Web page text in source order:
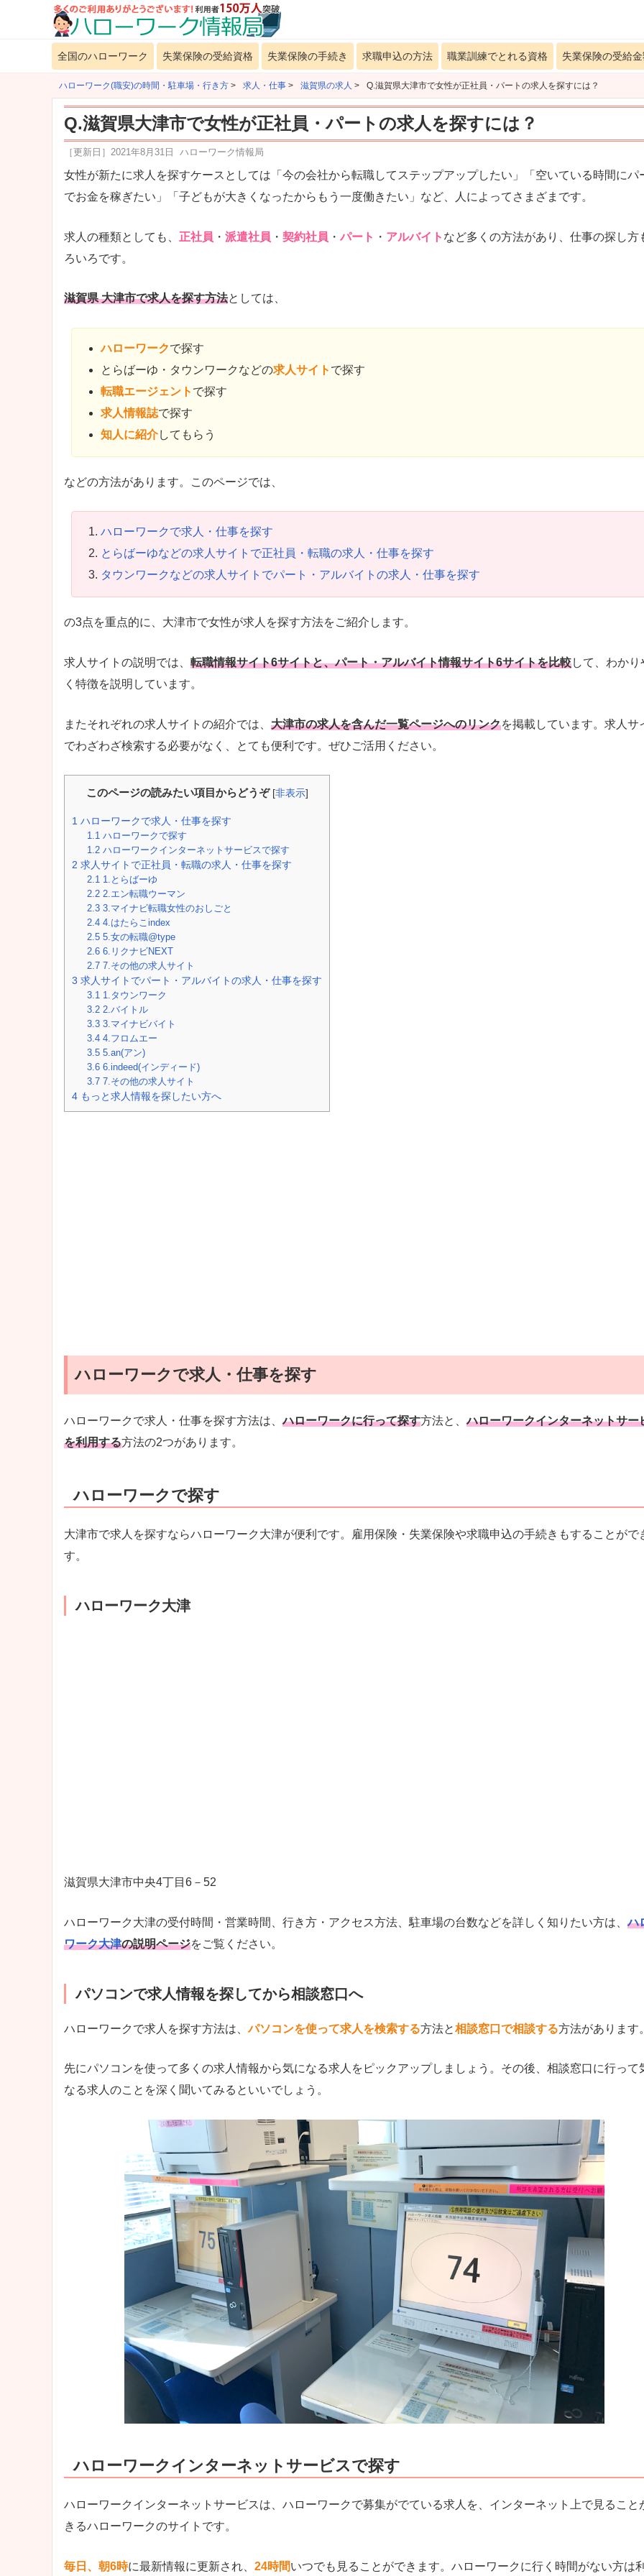
全国のハローワーク 失業保険の受給資格 失業保険の手続き 求職申込の方法 職業訓練でとれる資格 失業保険の受給
ハローワーク(職安)の時間・駐車場・行き方 > 求人・仕事 > 滋賀県の求人 > Q.滋賀県大津市で女性が正社員・パートの求人を探すには？
Q.滋賀県大津市で女性が正社員・パートの求人を探すには？
［更新日］ 2021年8月31日 ハローワーク情報局
女性が新たに求人を探すケースとしては「今の会社から転職してステップアップしたい」「空いている時間にパ
でお金を稼ぎたい」「子どもが大きくなったからもう一度働きたい」など、人によってさまざまです。
求人の種類としても、 正社員 ・ 派遣社員 ・ 契約社員 ・ パート ・ アルバイト など多くの方法があり、仕事の探し方
ろいろです。
滋賀県 大津市で求人を探す方法としては、
ハローワークで探す
とらばーゆ・タウンワークなどの求人サイト で探す
転職エージェント で探す
求人情報誌で探す
知人に紹介してもらう
などの方法があります。このページでは、
ハローワークで求人・仕事を探す
とらばーゆなどの求人サイトで正社員・転職の求人・仕事を探す
タウンワークなどの求人サイトでパート・アルバイトの求人・仕事を探す
の3点を重点的に、大津市で女性が求人を探す方法をご紹介します。
求人サイトの説明では、 転職情報サイト6サイトと、パート・アルバイト情報サイト6サイトを比較して、わかり
く特徴を説明しています。
またそれぞれの求人サイトの紹介では、 大津市の求人を含んだ一覧ページへのリンクを掲載しています。求人サ
でわざわざ検索する必要がなく、とても便利です。ぜひご活用ください。
このページの読みたい項目からどうぞ [非表示]
1 ハローワークで求人・仕事を探す
1.1 ハローワークで探す
1.2 ハローワークインターネットサービスで探す
2 求人サイトで正社員・転職の求人・仕事を探す
2.1 1.とらばーゆ
2.2 2.エン転職ウーマン
2.3 3.マイナビ転職女性のおしごと
2.4 4.はたらこindex
2.5 5.女の転職@type
2.6 6.リクナビNEXT
2.7 7.その他の求人サイト
3 求人サイトでパート・アルバイトの求人・仕事を探す
3.1 1.タウンワーク
3.2 2.バイトル
3.3 3.マイナビバイト
3.4 4.フロムエー
3.5 5.an(アン)
3.6 6.indeed(インディード)
3.7 7.その他の求人サイト
4 もっと求人情報を探したい方へ
ハローワークで求人・仕事を探す
ハローワークで求人・仕事を探す方法は、ハローワークに行って探す方法と、ハローワークインターネットサー
を利用する方法の2つがあります。
ハローワークで探す
大津市で求人を探すならハローワーク大津が便利です。雇用保険・失業保険や求職申込の手続きもすることがで
す。
ハローワーク大津
滋賀県大津市中央4丁目6－52
ハローワーク大津の受付時間・営業時間、行き方・アクセス方法、駐車場の台数などを詳しく知りたい方は、ハ
ワーク大津の説明ページをご覧ください。
パソコンで求人情報を探してから相談窓口へ
ハローワークで求人を探す方法は、パソコンを使って求人を検索する方法と相談窓口で相談する方法があります
先にパソコンを使って多くの求人情報から気になる求人をピックアップしましょう。その後、相談窓口に行って
なる求人のことを深く聞いてみるといいでしょう。
ハローワークインターネットサービスで探す
ハローワークインターネットサービスは、ハローワークで募集がでている求人を、インターネット上で見ること
きるハローワークのサイトです。
毎日、朝6時に最新情報に更新され、 24時間いつでも見ることができます。ハローワークに行く時間がない方は